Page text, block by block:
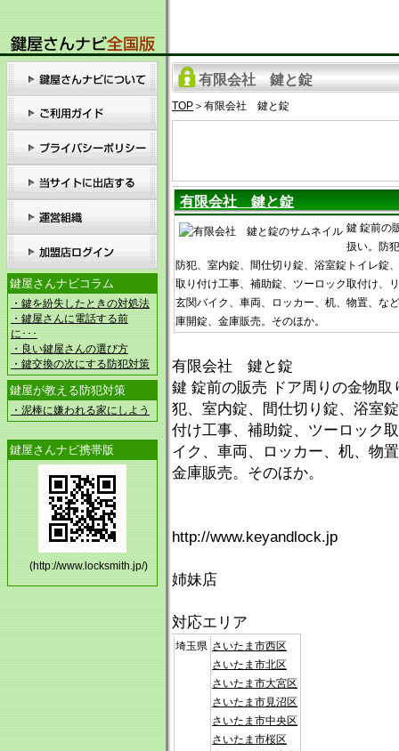
鍵屋さんナビコラム
・鍵を紛失したときの対処法
・鍵屋さんに電話する前
に･･･
・良い鍵屋さんの選び方
・鍵交換の次にする防犯対策
鍵屋が教える防犯対策
・泥棒に嫌われる家にしよう
鍵屋さんナビ携帯版
(http://www.locksmith.jp/)
有限会社 鍵と錠
TOP ＞有限会社 鍵と錠
有限会社 鍵と錠
鍵 錠前の
扱い。防
防犯、室内錠、間仕切り錠、浴室錠トイレ錠
取り付け工事、補助錠、ツーロック取付け、
玄関バイク、車両、ロッカー、机、物置、な
庫開錠、金庫販売。そのほか。
有限会社 鍵と錠
鍵 錠前の販売 ドア周りの金物
犯、室内錠、間仕切り錠、浴室
付け工事、補助錠、ツーロック
イク、車両、ロッカー、机、物
金庫販売。そのほか。
http://www.keyandlock.jp
姉妹店
対応エリア
埼玉県 さいたま市西区
さいたま市北区
さいたま市大宮区
さいたま市見沼区
さいたま市中央区
さいたま市桜区